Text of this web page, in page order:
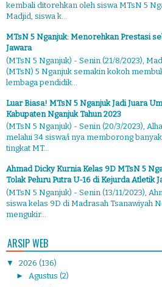
kembali ditorehkan oleh siswa MTsN 5
Madjid, siswa k...
MTsN 5 Nganjuk: Menorehkan Prestasi
Jawara
(MTsN 5 Nganjuk) - Senin (21/8/2023),
(MTsN) 5 Nganjuk semakin kokoh
lembaga pendidik...
Luar Biasa! MTsN 5 Nganjuk Jadi Juara
Kabupaten Nganjuk Tahun 2023
(MTsN 5 Nganjuk) - Senin (20/3/2023),
melalui 34 siswa/i nya memborong
tingkat MT...
Ahmad Dicky Kurnia Kelas 9D MTsN 5
Tolak Peluru Putra U-16 di Kejurda Atletik
(MTsN 5 Nganjuk) - Senin (13/11/2023),
siswa kelas 9D di Madrasah Tsanawiyah
mengukir...
ARSIP WEB
▼ 2026 (136)
► Agustus (2)